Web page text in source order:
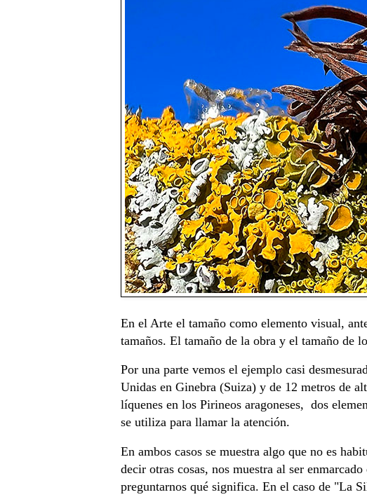
En el Arte el tamaño como elemento visual,
tamaños. El tamaño de la obra y el tamaño de
Por una parte vemos el ejemplo casi
Unidas en Ginebra (Suiza) y de 12 metros de
líquenes en los Pirineos aragoneses, dos
se utiliza para llamar la atención.
En ambos casos se muestra algo que no es
decir otras cosas, nos muestra al ser
preguntarnos qué significa. En el caso de "La